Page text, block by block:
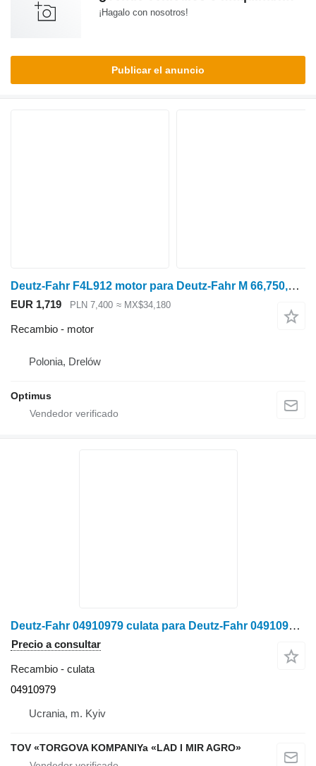
¡Hagalo con nosotros!
Publicar el anuncio
Deutz-Fahr F4L912 motor para Deutz-Fahr M 66,750,660,600 cosechadora de cereales
EUR 1,719 PLN 7,400 ≈ MX$34,180
Recambio - motor
Polonia, Drelów
Optimus
Deutz-Fahr 04910979 culata para Deutz-Fahr 04910979 cosechadora de cereales
Precio a consultar
Recambio - culata
04910979
Ucrania, m. Kyiv
TOV «TORGOVA KOMPANIYa «LAD I MIR AGRO»